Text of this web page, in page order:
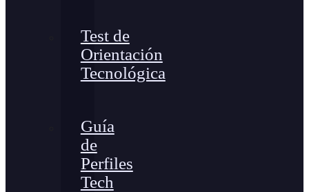
Test de
Orientación
Tecnológica
Guía
de
Perfiles
Tech